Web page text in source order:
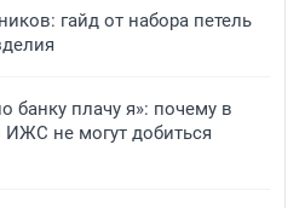
гайд от набора петель
плачу я»: почему в
не могут добиться